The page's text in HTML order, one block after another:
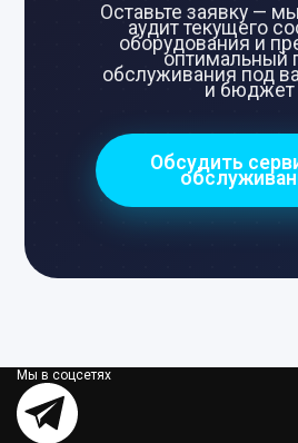
Оставьте заявку —
аудит текущего
оборудования и
оптимальный
обслуживания под
и бюджет
Обсудить
Мы в соцсетях